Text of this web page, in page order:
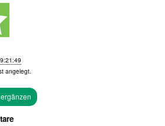
angelegt.